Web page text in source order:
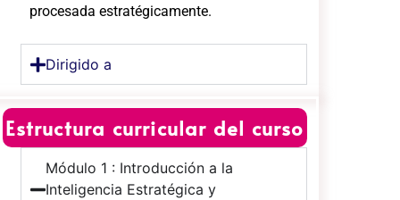
procesada estratégicamente.
Dirigido a
Estructura curricular del curso
Módulo 1 : Introducción a la
Inteligencia Estratégica y